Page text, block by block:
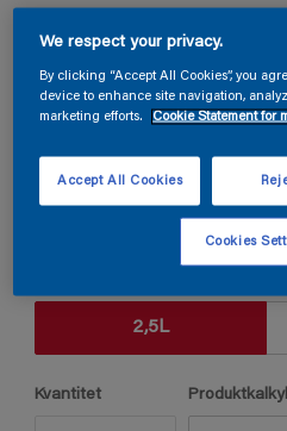
Sadolin Ceiling True Matt
TAKFÄRG HELMATT
För tak inomhus
2,5L
Kvantitet
We respect your privacy.
By clicking “Accept All Cookies”, you
device to enhance site navigation,
marketing efforts.
Cookie Statement for
Accept All Cookies
Cookies